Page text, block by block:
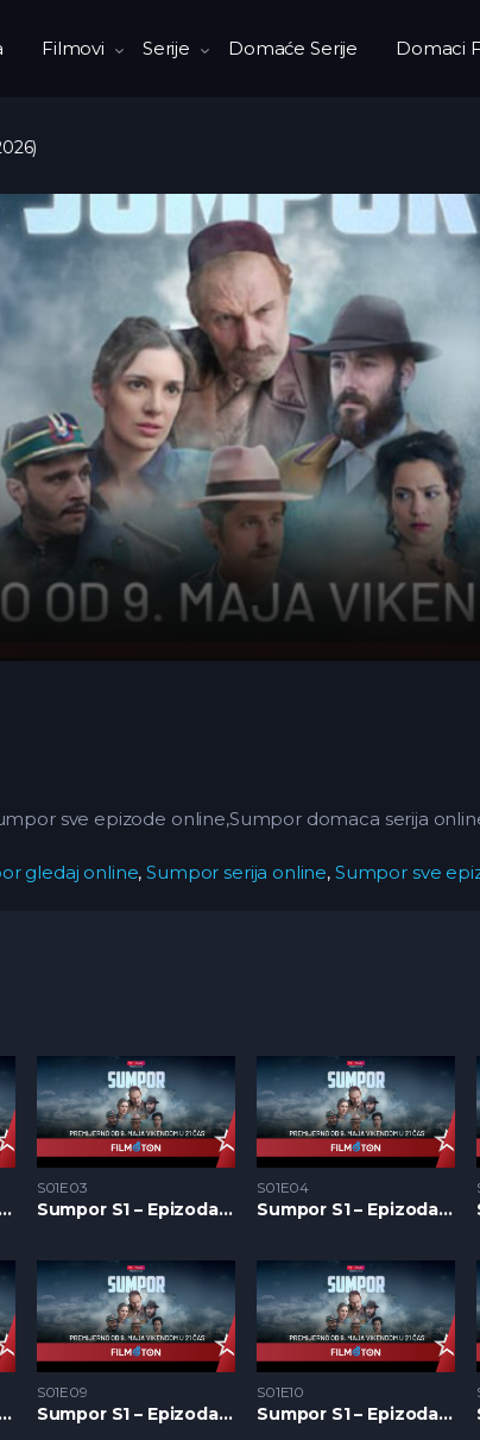
Filmovi Serije Domaće Serije Domaci
sve epizode online,Sumpor domaca serija
gledaj online,Sumpor serija online, Sumpor sve
– Epizoda 02
S01E03
Sumpor S1 – Epizoda 03
S01E04
Sumpor S1 – Epizoda 04
– Epizoda 08
S01E09
Sumpor S1 – Epizoda 09
S01E10
Sumpor S1 – Epizoda 10